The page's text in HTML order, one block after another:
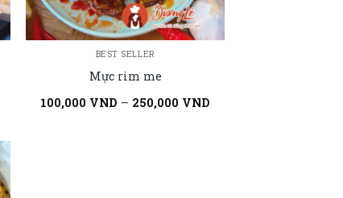
BEST SELLER
Mực rim me
100,000 VND – 250,000 VND